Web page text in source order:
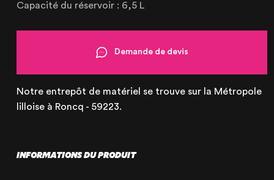
+33 (1) 44 50 40 70
Capacité du réservoir : 6,5 L
Demande de devis
Notre entrepôt de matériel se trouve sur la Métropole
lilloise à Roncq - 59223.
INFORMATIONS DU PRODUIT